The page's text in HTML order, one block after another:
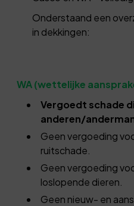
Onderstaand een
in dekkingen:
WA (wettelijke
Vergoedt schade
anderen/
Geen vergoeding
ruitschade.
Geen vergoeding
loslopende dieren.
Geen nieuw- en